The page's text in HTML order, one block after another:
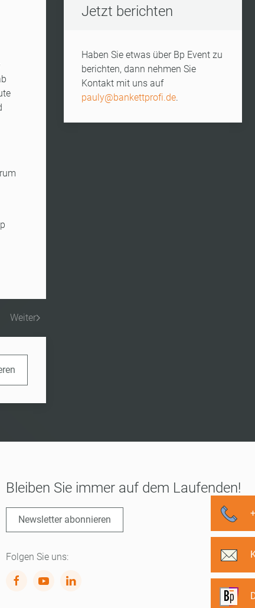
Weiter
Jetzt berichten
Haben Sie etwas über Bp Event zu
berichten, dann nehmen Sie
Kontakt mit uns auf
pauly@bankettprofi.de.
Bleiben Sie immer auf dem Laufenden!
Newsletter abonnieren
Folgen Sie uns: